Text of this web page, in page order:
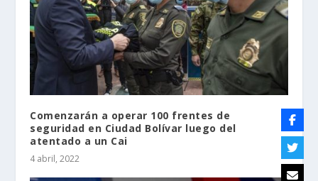
Comenzarán a operar 100 frentes de
seguridad en Ciudad Bolívar luego del
atentado a un Cai
4 abril, 2022